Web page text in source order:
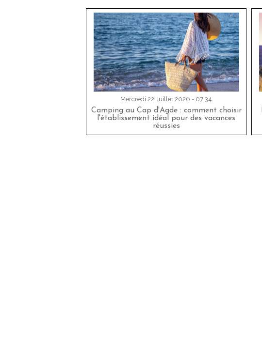
Mercredi 22 Juillet 2026 - 07:34
Camping au Cap d'Agde : comment choisir
l'établissement idéal pour des vacances
réussies